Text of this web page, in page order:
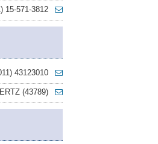
15-571-3812
43123010
(43789)